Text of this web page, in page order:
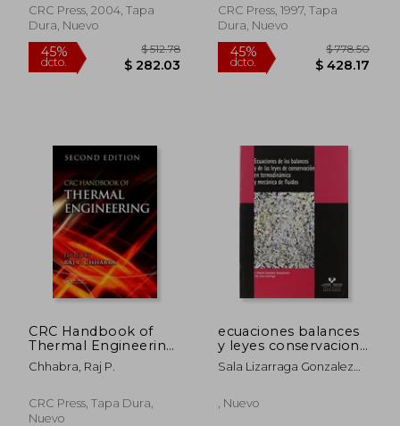
45%
dcto. $ 68.32
40%
dcto.
CRC Press, 2004, Tapa
Dura, Nuevo
CRC Press, 1997, Tapa
Dura, Nuevo
CRC Handbook of
Thermal Engineering
(en Inglés)
Chhabra, Raj P.
CRC Press, Tapa Dura,
Nuevo
ecuaciones balances
y leyes conservacion
termodinamica
Sala Lizarraga Gonzalez
, Nuevo